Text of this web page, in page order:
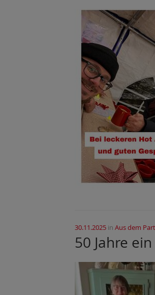
30.11.2025 in Aus dem
50 Jahre